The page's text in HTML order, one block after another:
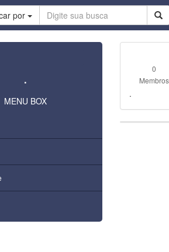
por
.
MENU BOX
0
Membros
.